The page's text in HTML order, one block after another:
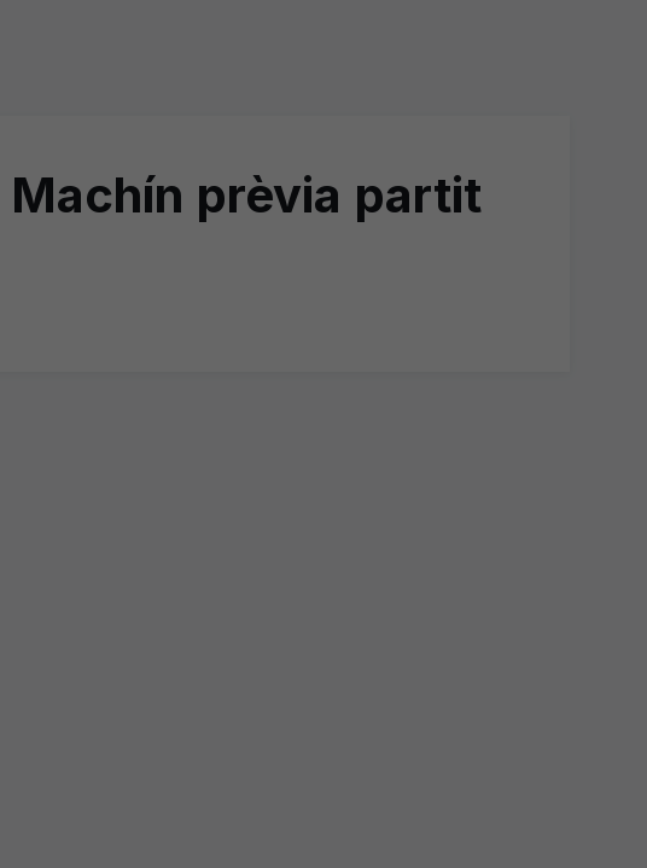
Machín prèvia partit